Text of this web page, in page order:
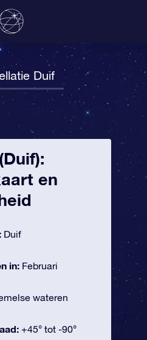
Duif
en
Duif
in: Februari
wateren
+45° tot -90°